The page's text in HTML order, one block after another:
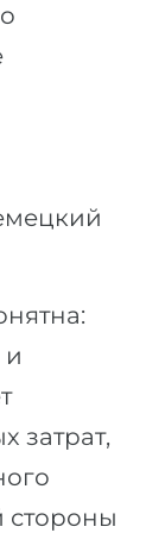
и
затрат,
стороны